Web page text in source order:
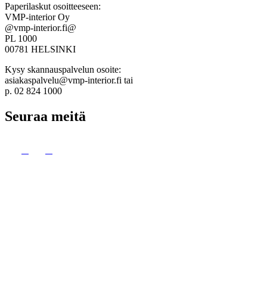
Paperilaskut osoitteeseen:
VMP-interior Oy
@vmp-interior.fi@
PL 1000
00781 HELSINKI
Kysy skannauspalvelun osoite:
asiakaspalvelu@vmp-interior.fi tai
p. 02 824 1000
Seuraa meitä